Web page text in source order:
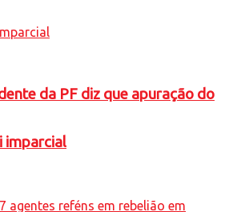
da PF diz que apuração do
imparcial